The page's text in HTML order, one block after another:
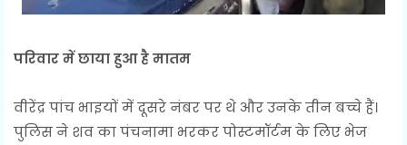
परिवार में छाया हुआ है मातम
वीरेंद्र पांच भाइयों में दूसरे नंबर पर थे और उनके तीन बच्चे हैं।
पुलिस ने शव का पंचनामा भरकर पोस्टमॉर्टम के लिए भेज